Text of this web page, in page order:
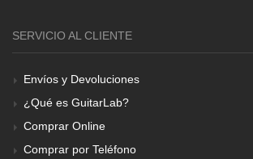
SERVICIO AL CLIENTE
Envíos y Devoluciones
¿Qué es GuitarLab?
Comprar Online
Comprar por Teléfono